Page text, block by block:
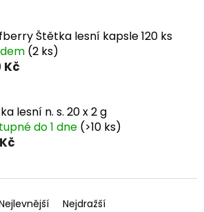
Štětka lesní kapsle 120 ks
(2 ks)
Kč
lesní n. s. 20 x 2 g
do 1 dne (>10 ks)
Nejdražší